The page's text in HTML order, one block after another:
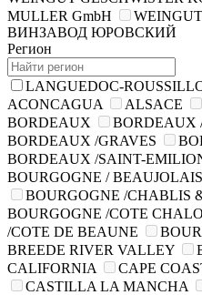
MULLER GmbH
ВИНЗАВОД ЮРОВСКИЙ
Регион
LANGUEDOC-
ACONCAGUA
ALSACE
BORDEAUX
BORDEAUX
BORDEAUX /GRAVES
BORDEAUX /SAINT-
BOURGOGNE / BEAUJOLAIS
BOURGOGNE /CHABLIS
BOURGOGNE /COTE
/COTE DE BEAUNE
BREEDE RIVER VALLEY
CALIFORNIA
CAPE
CASTILLA LA MANCHA